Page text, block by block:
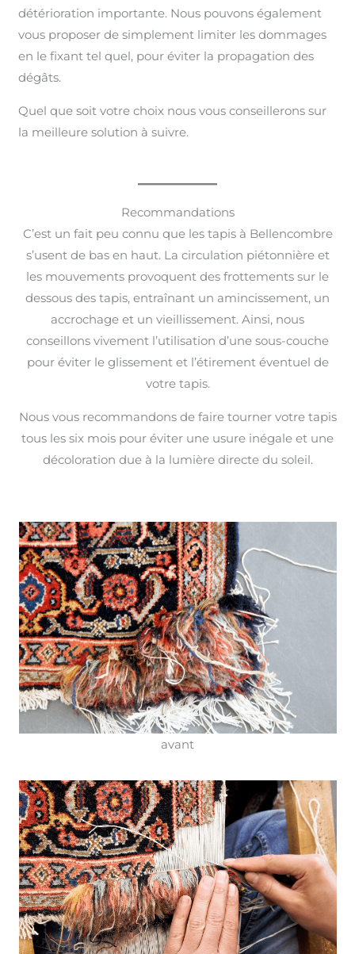
détérioration importante. Nous pouvons également
vous proposer de simplement limiter les dommages
en le fixant tel quel, pour éviter la propagation des
dégâts.
Quel que soit votre choix nous vous conseillerons sur
la meilleure solution à suivre.
Recommandations
C’est un fait peu connu que les tapis à Bellencombre
s’usent de bas en haut. La circulation piétonnière et
les mouvements provoquent des frottements sur le
dessous des tapis, entraînant un amincissement, un
accrochage et un vieillissement. Ainsi, nous
conseillons vivement l’utilisation d’une sous-couche
pour éviter le glissement et l’étirement éventuel de
votre tapis.
Nous vous recommandons de faire tourner votre tapis
tous les six mois pour éviter une usure inégale et une
décoloration due à la lumière directe du soleil.
avant